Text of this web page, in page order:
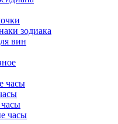
зодиака
вин
часы
часы